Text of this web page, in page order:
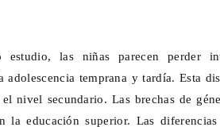
estudio, las niñas parecen perder
adolescencia temprana y tardía. Esta
el nivel secundario. Las brechas de
la educación superior. Las